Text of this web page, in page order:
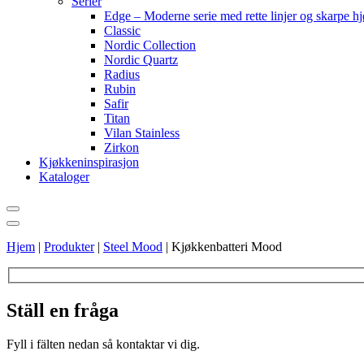
Edge – Moderne serie med rette linjer og skarpe
Classic
Nordic Collection
Nordic Quartz
Radius
Rubin
Safir
Titan
Vilan Stainless
Zirkon
Kjøkkeninspirasjon
Kataloger
Hjem | Produkter| Steel Mood | Kjøkkenbatteri Mood
Ställ en fråga
Fyll i fälten nedan så kontaktar vi dig.